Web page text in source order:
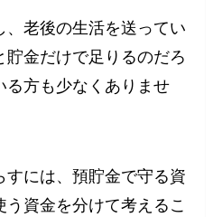
老後の生活を送ってい
貯金だけで足りるのだろ
る方も少なくありませ
には、預貯金で守る資
資金を分けて考えるこ